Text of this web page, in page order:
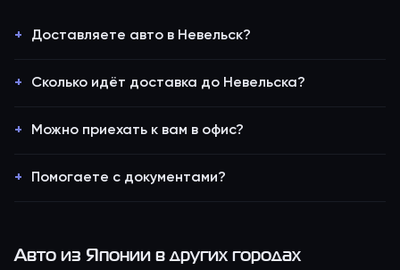
Доставляете авто в Невельск?
Сколько идёт доставка до Невельска?
Можно приехать к вам в офис?
Помогаете с документами?
Авто из Японии в других городах